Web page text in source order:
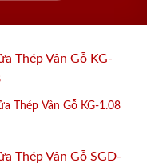
Thép Vân Gỗ KG-1.08